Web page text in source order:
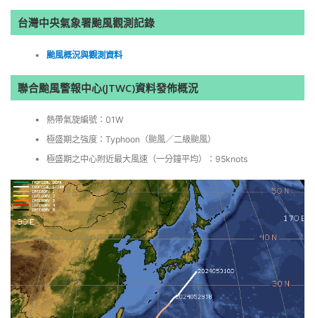
台灣中央氣象署颱風觀測記錄
颱風概況與觀測資料
聯合颱風警報中心(JTWC)資料發佈概況
熱帶氣旋編號：01W
極盛期之強度：Typhoon（颱風／二級颱風）
極盛期之中心附近最大風速（一分鐘平均）：95knots